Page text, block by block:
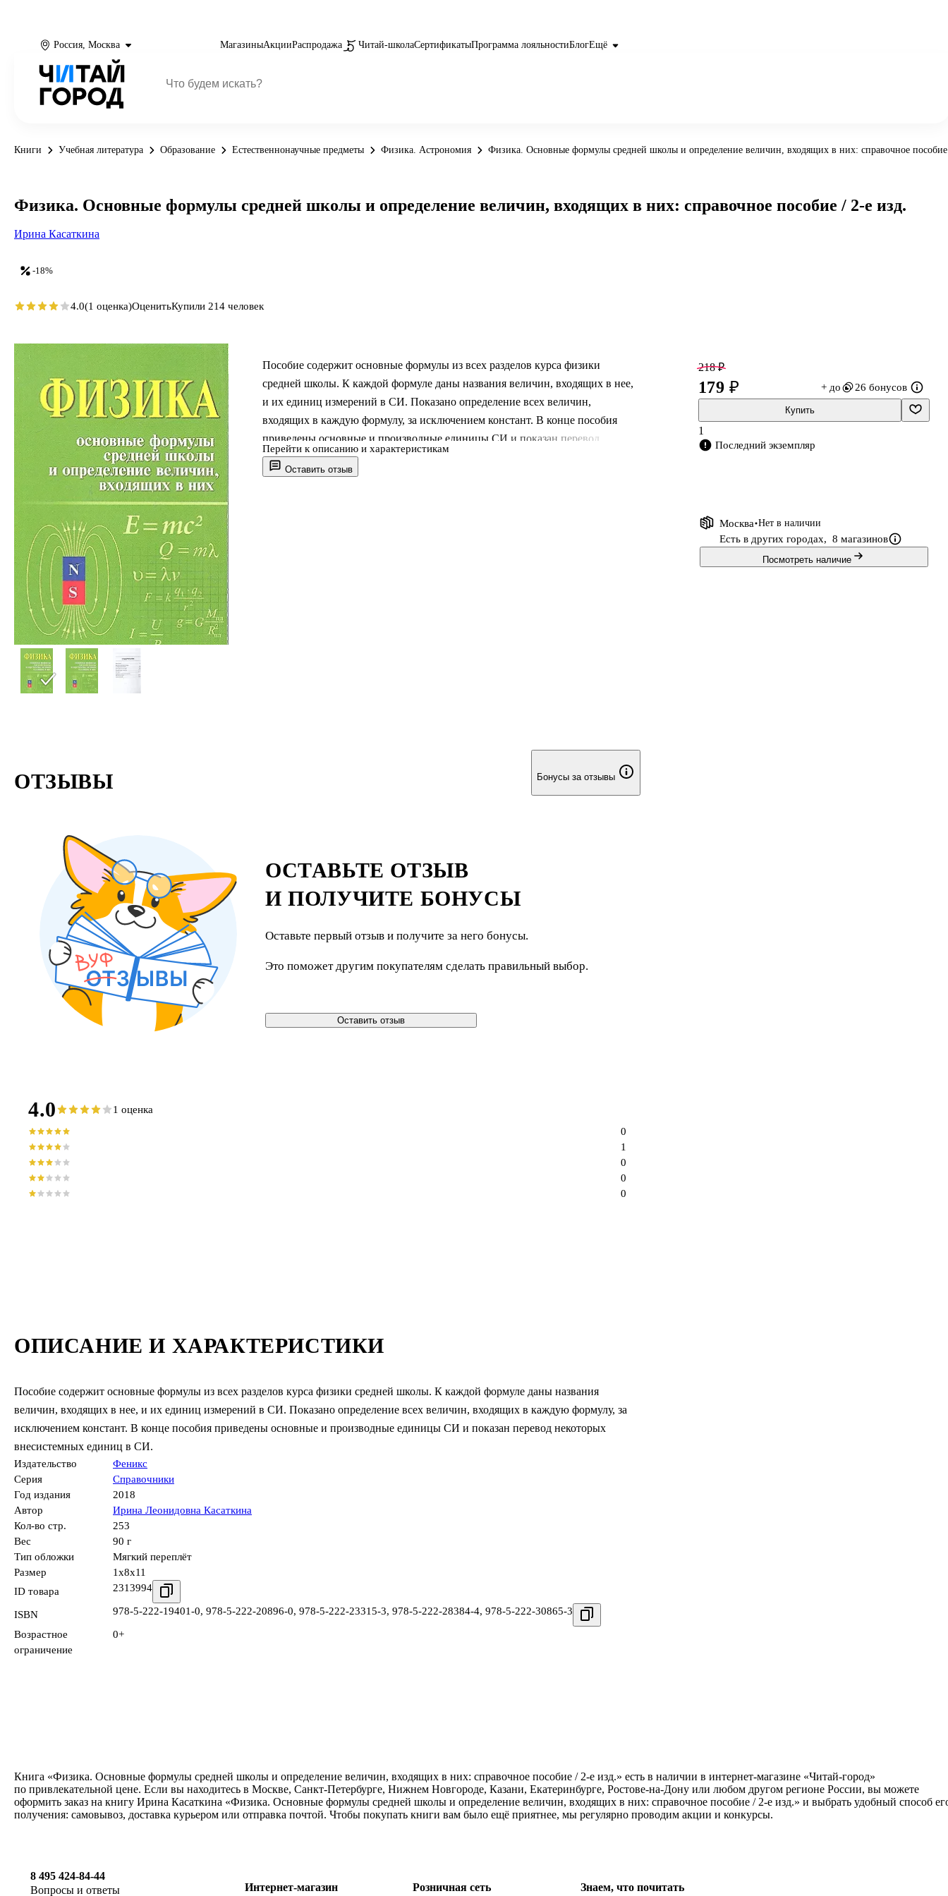
Россия, Москва МагазиныАкцииРаспродажа Читай-школаСертификатыПрограмма лояльностиБлогЕщё
Книги Учебная литература Образование Естественнонаучные предметы Физика. Астрономия Физика. Основные формулы средней школы и определение величин, входящих в них: справочное
Оставить отзыв
Пособие содержит основные формулы из всех разделов курса физики
средней школы. К каждой формуле даны названия величин, входящих в нее,
и их единиц измерений в СИ. Показано определение всех величин,
входящих в каждую формулу, за исключением констант. В конце пособия
приведены основные и производные единицы СИ и показан перевод
некоторых внесистемных единиц в СИ.
Перейти к описанию и характеристикам
-18%
Физика. Основные формулы средней школы и определение величин, входящих в них: справочное пособие / 2-е изд.
Ирина Касаткина
4.0(1 оценка)ОценитьКупили 214 человек
218 ₽
179 ₽ + до 26 бонусов
Купить
1
Последний экземпляр
Москва Нет в наличии
Есть в других городах, 8 магазинов
Посмотреть наличие
ОПИСАНИЕ И ХАРАКТЕРИСТИКИ
Пособие содержит основные формулы из всех разделов курса физики средней школы. К каждой формуле даны названия
величин, входящих в нее, и их единиц измерений в СИ. Показано определение всех величин, входящих в каждую формулу, за
исключением констант. В конце пособия приведены основные и производные единицы СИ и показан перевод некоторых
внесистемных единиц в СИ.
Издательство
Феникс
Серия
Справочники
Год издания
2018
Автор
Ирина Леонидовна Касаткина
Кол-во стр.
253
Вес
90 г
Тип обложки
Мягкий переплёт
Размер
1x8x11
ID товара
2313994
ISBN 978-5-222-19401-0, 978-5-222-20896-0, 978-5-222-23315-3, 978-5-222-28384-4, 978-5-222-30865-3
Возрастное
ограничение
0+
ОТЗЫВЫ Бонусы за отзывы
ОСТАВЬТЕ ОТЗЫВ
И ПОЛУЧИТЕ БОНУСЫ
Оставьте первый отзыв и получите за него бонусы.
Это поможет другим покупателям сделать правильный выбор.
Оставить отзыв
4.0 1 оценка
0
0
0
1
0
Книга «Физика. Основные формулы средней школы и определение величин, входящих в них: справочное пособие / 2-е изд.» есть в наличии в интернет-магазине «Читай-город»
по привлекательной цене. Если вы находитесь в Москве, Санкт-Петербурге, Нижнем Новгороде, Казани, Екатеринбурге, Ростове-на-Дону или любом другом регионе России, вы можете
оформить заказ на книгу Ирина Касаткина «Физика. Основные формулы средней школы и определение величин, входящих в них: справочное пособие / 2-е изд.» и выбрать удобный способ
получения: самовывоз, доставка курьером или отправка почтой. Чтобы покупать книги вам было ещё приятнее, мы регулярно проводим акции и конкурсы.
8 495 424-84-44
Вопросы и ответы
Интернет-магазин Розничная сеть Знаем, что почитать